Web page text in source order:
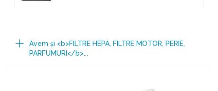
Avem şi <b>FILTRE HEPA, FILTRE MOTOR, PERIE,
PARFUMURI</b>...